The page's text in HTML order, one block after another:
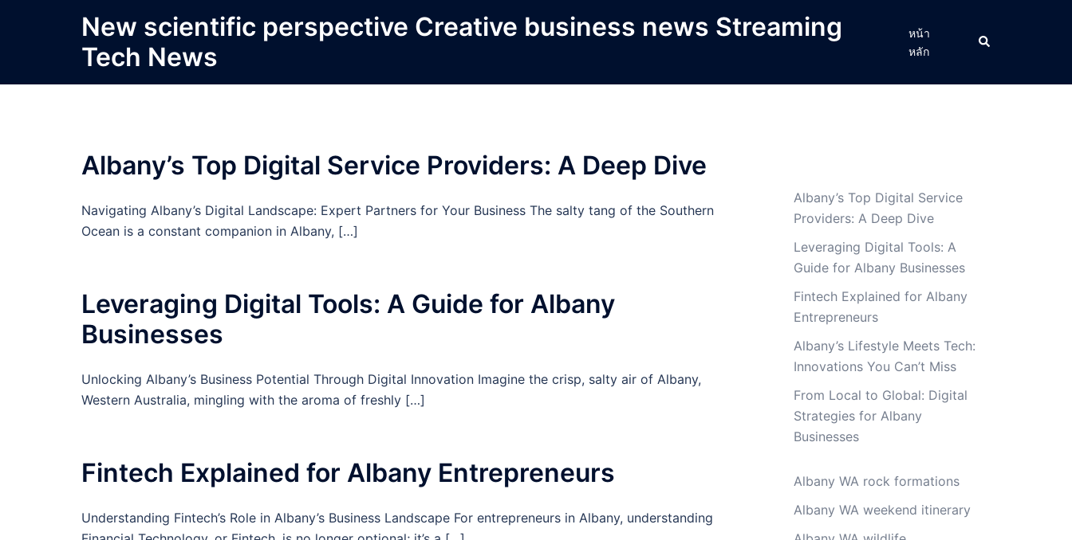
New scientific perspective Creative business news Streaming
Tech News
หน้า
หลัก
Search
Albany’s Top Digital Service Providers: A Deep Dive
Navigating Albany’s Digital Landscape: Expert Partners for Your Business The salty tang of the Southern
Ocean is a constant companion in Albany, […]
Leveraging Digital Tools: A Guide for Albany
Businesses
Unlocking Albany’s Business Potential Through Digital Innovation Imagine the crisp, salty air of Albany,
Western Australia, mingling with the aroma of freshly […]
Fintech Explained for Albany Entrepreneurs
Understanding Fintech’s Role in Albany’s Business Landscape For entrepreneurs in Albany, understanding
Albany’s Top Digital Service
Providers: A Deep Dive
Leveraging Digital Tools: A
Guide for Albany Businesses
Fintech Explained for Albany
Entrepreneurs
Albany’s Lifestyle Meets Tech:
Innovations You Can’t Miss
From Local to Global: Digital
Strategies for Albany
Businesses
Albany WA rock formations
Albany WA weekend itinerary